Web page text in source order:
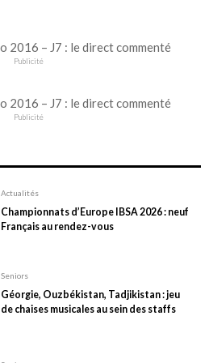
Publicité
Publicité
Actualités
Championnats d’Europe IBSA 2026 : neuf
Français au rendez-vous
Seniors
Géorgie, Ouzbékistan, Tadjikistan : jeu
de chaises musicales au sein des staffs